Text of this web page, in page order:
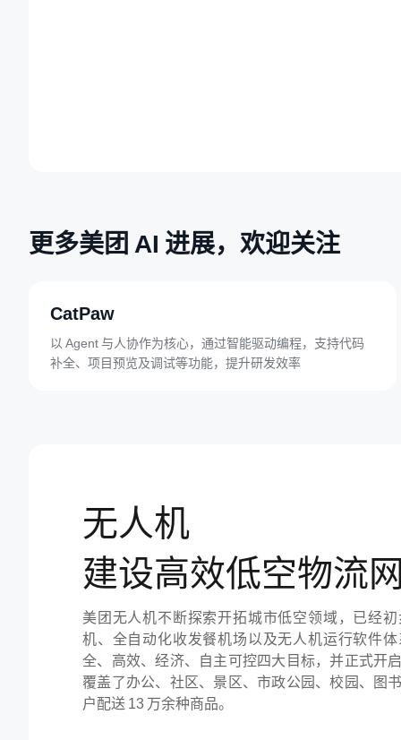
更多美团 AI 进展，欢迎关注
CatPaw
以 Agent 与人协作为核心，通过智能驱动编程，支持代码
补全、项目预览及调试等功能，提升研发效率
无人机
建设高效低空物流
美团无人机不断探索开拓城市低空领域，已经
机、全自动化收发餐机场以及无人机运行软件
全、高效、经济、自主可控四大目标，并正式开
覆盖了办公、社区、景区、市政公园、校园、图
户配送 13 万余种商品。